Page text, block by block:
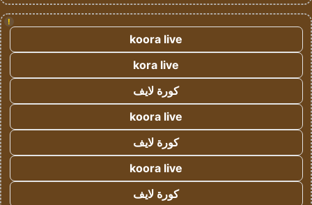
!
koora live
kora live
كورة لايف
koora live
كورة لايف
koora live
كورة لايف